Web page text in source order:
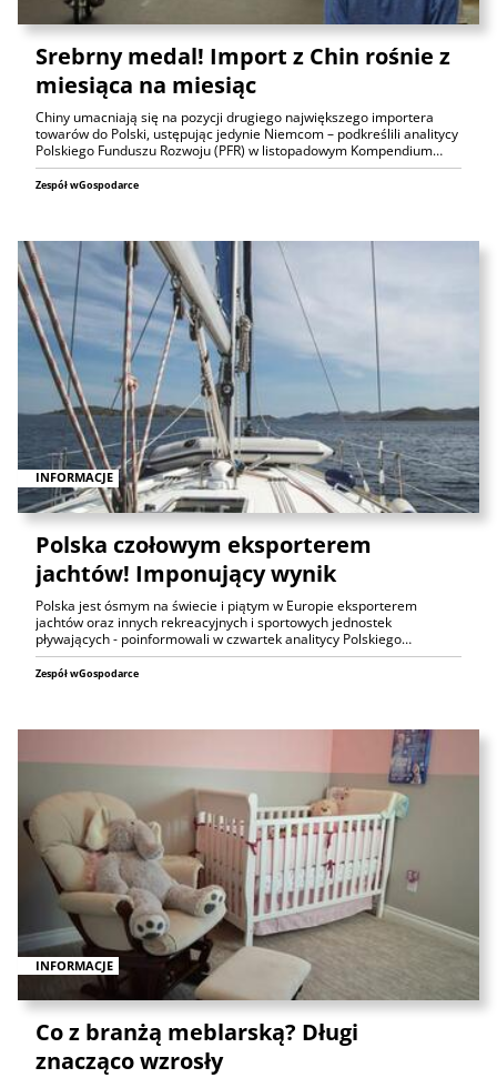
Srebrny medal! Import z Chin rośnie z
miesiąca na miesiąc
Chiny umacniają się na pozycji drugiego największego importera
towarów do Polski, ustępując jedynie Niemcom – podkreślili analitycy
Polskiego Funduszu Rozwoju (PFR) w listopadowym Kompendium…
Zespół wGospodarce
INFORMACJE
Polska czołowym eksporterem
jachtów! Imponujący wynik
Polska jest ósmym na świecie i piątym w Europie eksporterem
jachtów oraz innych rekreacyjnych i sportowych jednostek
pływających - poinformowali w czwartek analitycy Polskiego…
Zespół wGospodarce
INFORMACJE
Co z branżą meblarską? Długi
znacząco wzrosły